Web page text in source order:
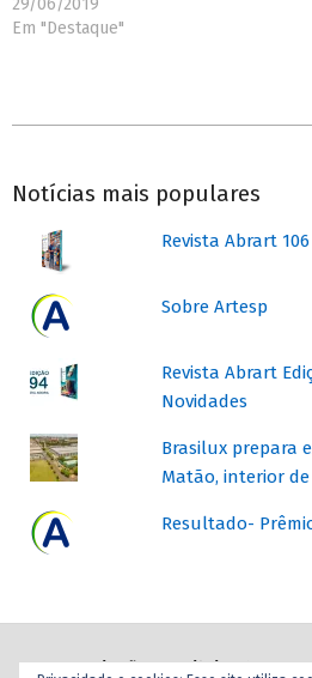
29/06/2019
Em "Destaque"
26
Notícias mais populares
Revista Abrart 106
Sobre Artesp
Revista Abrart
Novidades
Brasilux prepara
Matão, interior
Resultado-
Associação Brasileira dos